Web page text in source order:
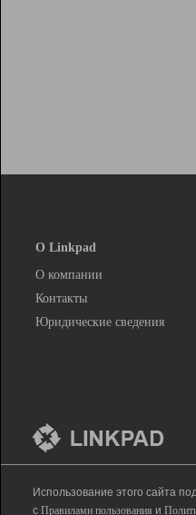
О Linkpad
О компании
Контакты
Юридические сведения
Использование этого сайта
с Правилами пользования и